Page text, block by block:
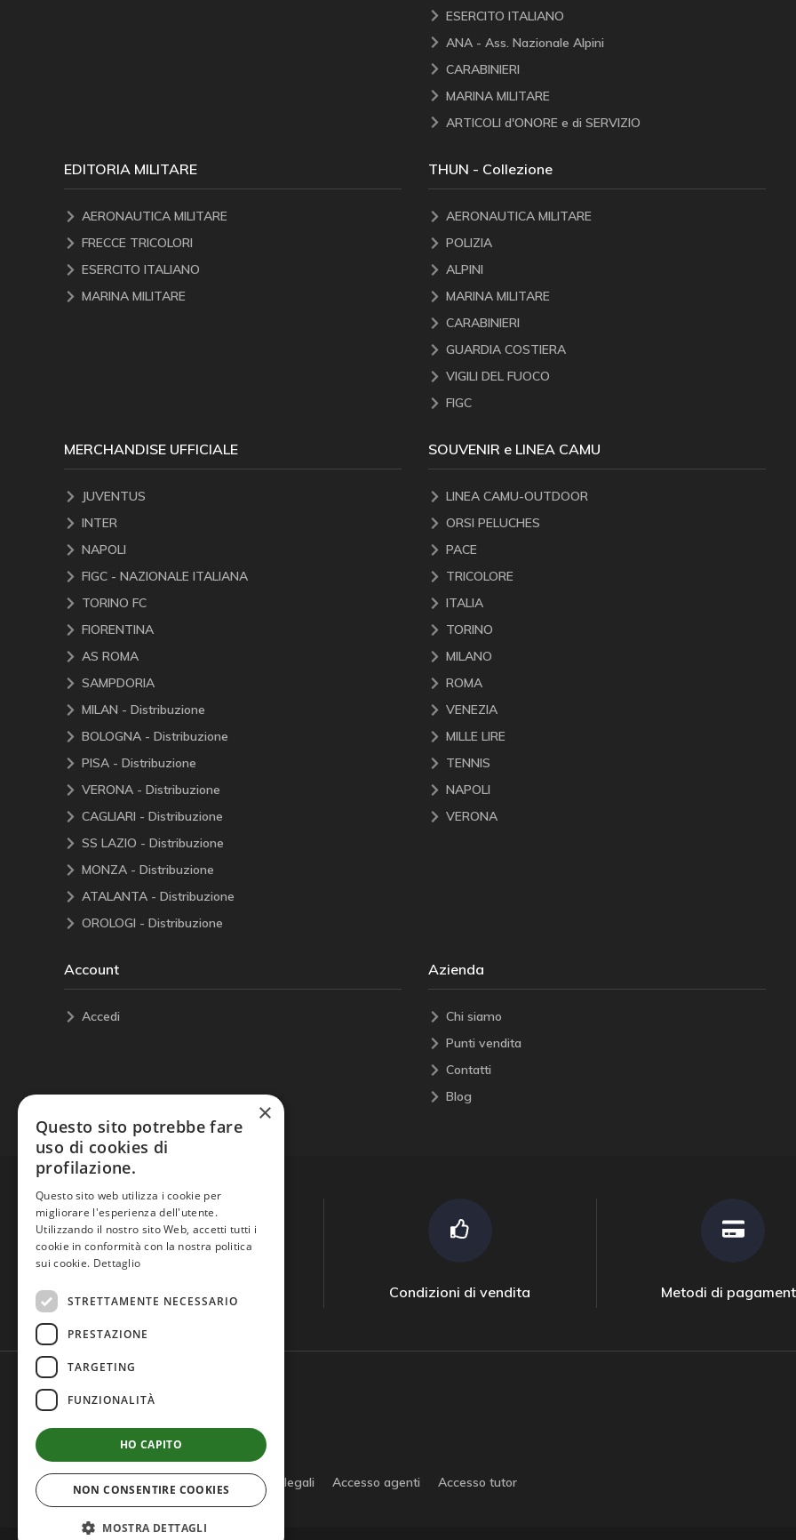
ESERCITO ITALIANO
ANA - Ass. Nazionale Alpini
CARABINIERI
MARINA MILITARE
ARTICOLI d'ONORE e di SERVIZIO
EDITORIA MILITARE
AERONAUTICA MILITARE
FRECCE TRICOLORI
ESERCITO ITALIANO
MARINA MILITARE
THUN - Collezione
AERONAUTICA MILITARE
POLIZIA
ALPINI
MARINA MILITARE
CARABINIERI
GUARDIA COSTIERA
VIGILI DEL FUOCO
FIGC
MERCHANDISE UFFICIALE
JUVENTUS
INTER
NAPOLI
FIGC - NAZIONALE ITALIANA
TORINO FC
FIORENTINA
AS ROMA
SAMPDORIA
MILAN - Distribuzione
BOLOGNA - Distribuzione
PISA - Distribuzione
VERONA - Distribuzione
CAGLIARI - Distribuzione
SS LAZIO - Distribuzione
MONZA - Distribuzione
ATALANTA - Distribuzione
OROLOGI - Distribuzione
SOUVENIR e LINEA CAMU
LINEA CAMU-OUTDOOR
ORSI PELUCHES
PACE
TRICOLORE
ITALIA
TORINO
MILANO
ROMA
VENEZIA
MILLE LIRE
TENNIS
NAPOLI
VERONA
Account
Accedi
Azienda
Chi siamo
Punti vendita
Contatti
Blog
Condizioni di vendita Metodi di
Privacy policy Cookie policy Note legali Accesso agenti Accesso tutor
×
Questo sito potrebbe fare
uso di cookies di
profilazione.
Questo sito web utilizza i cookie per
migliorare l'esperienza dell'utente.
Utilizzando il nostro sito Web, accetti tutti i
cookie in conformità con la nostra politica
sui cookie. Dettaglio
STRETTAMENTE NECESSARIO
PRESTAZIONE
TARGETING
FUNZIONALITÀ
HO CAPITO
NON CONSENTIRE COOKIES
MOSTRA DETTAGLI